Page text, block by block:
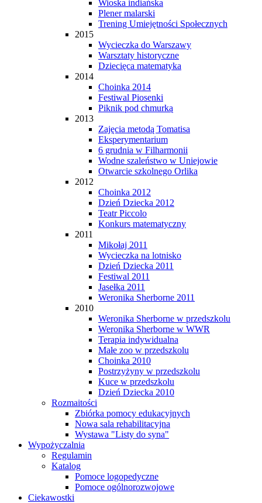
Wioska indiańska
Plener malarski
Trening Umiejętności Społecznych
2015
Wycieczka do Warszawy
Warsztaty historyczne
Dziecięca matematyka
2014
Choinka 2014
Festiwal Piosenki
Piknik pod chmurką
2013
Zajęcia metodą Tomatisa
Eksperymentarium
6 grudnia w Filharmonii
Wodne szaleństwo w Uniejowie
Otwarcie szkolnego Orlika
2012
Choinka 2012
Dzień Dziecka 2012
Teatr Piccolo
Konkurs matematyczny
2011
Mikołaj 2011
Wycieczka na lotnisko
Dzień Dziecka 2011
Festiwal 2011
Jasełka 2011
Weronika Sherborne 2011
2010
Weronika Sherborne w przedszkolu
Weronika Sherborne w WWR
Terapia indywidualna
Małe zoo w przedszkolu
Choinka 2010
Postrzyżyny w przedszkolu
Kuce w przedszkolu
Dzień Dziecka 2010
Rozmaitości
Zbiórka pomocy edukacyjnych
Nowa sala rehabilitacyjna
Wystawa "Listy do syna"
Wypożyczalnia
Regulamin
Katalog
Pomoce logopedyczne
Pomoce ogólnorozwojowe
Ciekawostki